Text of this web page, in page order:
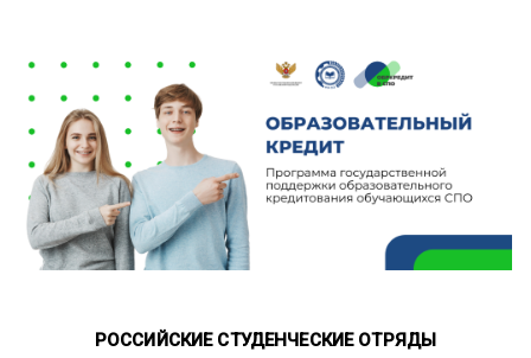
РОССИЙСКИЕ СТУДЕНЧЕСКИЕ ОТРЯДЫ